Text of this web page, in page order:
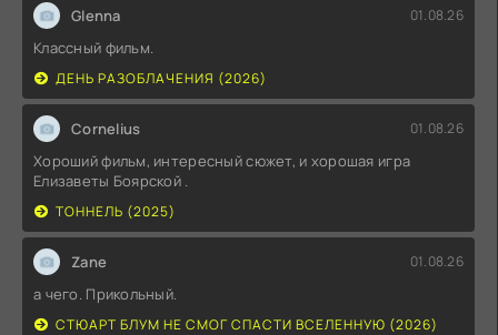
Glenna 01.08.26
Классный фильм.
ДЕНЬ РАЗОБЛАЧЕНИЯ (2026)
Cornelius 01.08.26
Хороший фильм, интересный сюжет, и хорошая игра
Елизаветы Боярской .
ТОННЕЛЬ (2025)
Zane 01.08.26
а чего. Прикольный.
СТЮАРТ БЛУМ НЕ СМОГ СПАСТИ ВСЕЛЕННУЮ (2026)